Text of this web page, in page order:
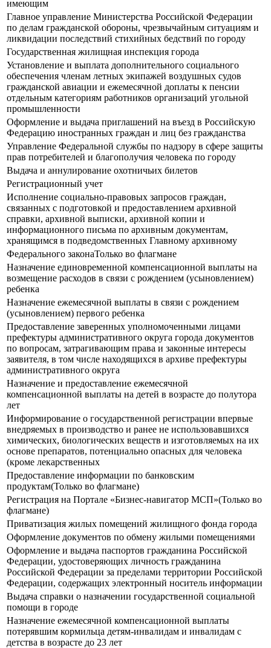
имеющим
Главное управление Министерства Российской Федерации
по делам гражданской обороны, чрезвычайным ситуациям и
ликвидации последствий стихийных бедствий по городу
Государственная жилищная инспекция города
Установление и выплата дополнительного социального
обеспечения членам летных экипажей воздушных судов
гражданской авиации и ежемесячной доплаты к пенсии
отдельным категориям работников организаций угольной
промышленности
Оформление и выдача приглашений на въезд в Российскую
Федерацию иностранных граждан и лиц без гражданства
Управление Федеральной службы по надзору в сфере защиты
прав потребителей и благополучия человека по городу
Выдача и аннулирование охотничьих билетов
Регистрационный учет
Исполнение социально-правовых запросов граждан,
связанных с подготовкой и предоставлением архивной
справки, архивной выписки, архивной копии и
информационного письма по архивным документам,
хранящимся в подведомственных Главному архивному
Федерального законаТолько во флагмане
Назначение единовременной компенсационной выплаты на
возмещение расходов в связи с рождением (усыновлением)
ребенка
Назначение ежемесячной выплаты в связи с рождением
(усыновлением) первого ребенка
Предоставление заверенных уполномоченными лицами
префектуры административного округа города документов
по вопросам, затрагивающим права и законные интересы
заявителя, в том числе находящихся в архиве префектуры
административного округа
Назначение и предоставление ежемесячной
компенсационной выплаты на детей в возрасте до полутора
лет
Информирование о государственной регистрации впервые
внедряемых в производство и ранее не использовавшихся
химических, биологических веществ и изготовляемых на их
основе препаратов, потенциально опасных для человека
(кроме лекарственных
Предоставление информации по банковским
продуктам(Только во флагмане)
Регистрация на Портале «Бизнес-навигатор МСП»(Только во
флагмане)
Приватизация жилых помещений жилищного фонда города
Оформление документов по обмену жилыми помещениями
Оформление и выдача паспортов гражданина Российской
Федерации, удостоверяющих личность гражданина
Российской Федерации за пределами территории Российской
Федерации, содержащих электронный носитель информации
Выдача справки о назначении государственной социальной
помощи в городе
Назначение ежемесячной компенсационной выплаты
потерявшим кормильца детям-инвалидам и инвалидам с
детства в возрасте до 23 лет